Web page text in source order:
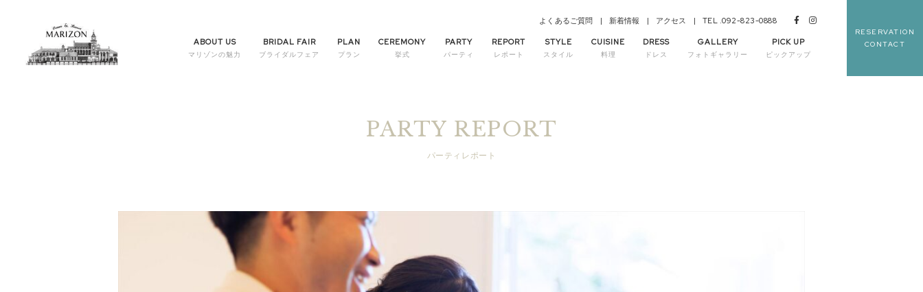
よくあるご質問 新着情報 アクセス TEL .092-823-0888
ABOUT US
マリゾンの魅力
BRIDAL FAIR
ブライダルフェア
PLAN
プラン
CEREMONY
挙式
PARTY
パーティ
REPORT
レポート
STYLE
スタイル
CUISINE
料理
DRESS
ドレス
GALLERY
フォトギャラリー
PICK UP
ピックアップ
RESERVATION
CONTACT
PARTY REPORT
パーティレポート